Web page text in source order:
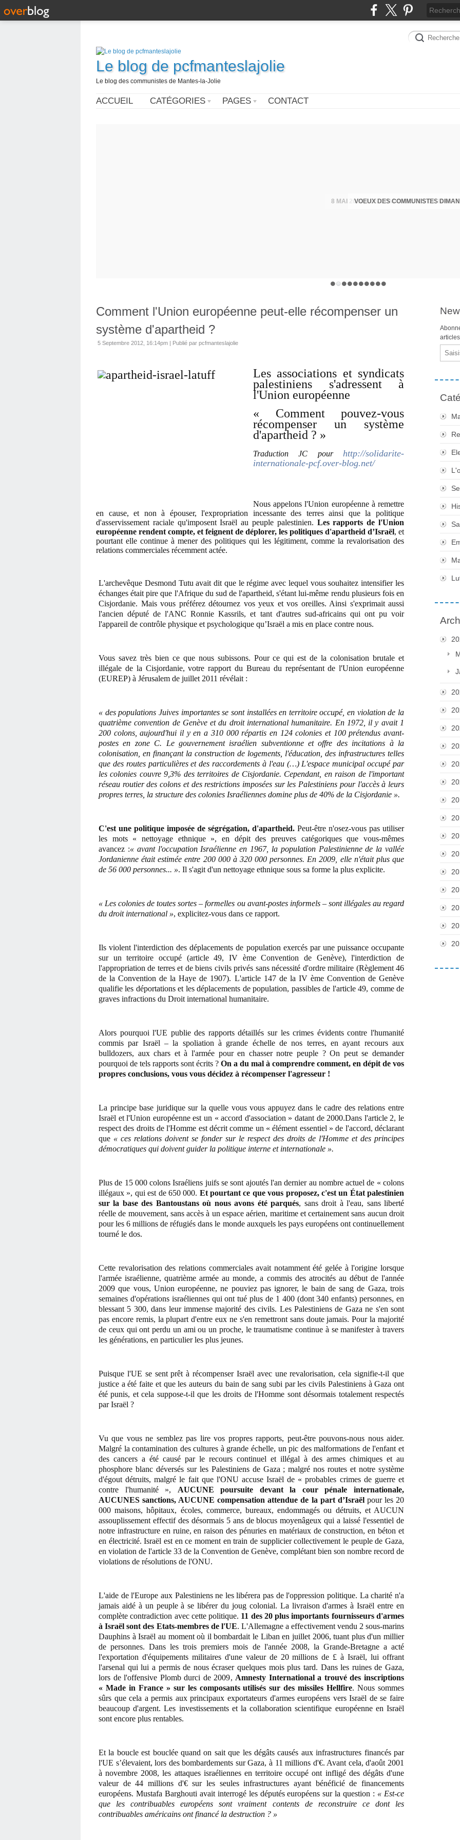
Le blog de pcfmanteslajolie
Le blog des communistes de Mantes-la-Jolie
ACCUEIL CATÉGORIES PAGES CONTACT
VOEUX DES COMMUNISTES
Comment l'Union européenne peut-elle récompenser un
système d'apartheid ?
5 Septembre 2012, 16:14pm | Publié par pcfmanteslajolie
Les associations et syndicats
palestiniens s'adressent à
l'Union européenne
« Comment pouvez-vous
récompenser un système
d'apartheid ? »
Traduction JC pour http://solidarite-
internationale-pcf.over-blog.net/
Nous appelons l'Union européenne à remettre
en cause, et non à épouser, l'expropriation incessante des terres ainsi que la politique
d'asservissement raciale qu'imposent Israël au peuple palestinien. Les rapports de l'Union
européenne rendent compte, et feignent de déplorer, les politiques d'apartheid d’Israël, et
pourtant elle continue à mener des politiques qui les légitiment, comme la revalorisation des
relations commerciales récemment actée.
L'archevêque Desmond Tutu avait dit que le régime avec lequel vous souhaitez intensifier les
échanges était pire que l'Afrique du sud de l'apartheid, s'étant lui-même rendu plusieurs fois en
Cisjordanie. Mais vous préférez détournez vos yeux et vos oreilles. Ainsi s'exprimait aussi
l'ancien député de l'ANC Ronnie Kassrils, et tant d'autres sud-africains qui ont pu voir
l'appareil de contrôle physique et psychologique qu’Israël a mis en place contre nous.
Vous savez très bien ce que nous subissons. Pour ce qui est de la colonisation brutale et
illégale de la Cisjordanie, votre rapport du Bureau du représentant de l'Union européenne
(EUREP) à Jérusalem de juillet 2011 révélait :
« des populations Juives importantes se sont installées en territoire occupé, en violation de la
quatrième convention de Genève et du droit international humanitaire. En 1972, il y avait 1
200 colons, aujourd'hui il y en a 310 000 répartis en 124 colonies et 100 prétendus avant-
postes en zone C. Le gouvernement israélien subventionne et offre des incitations à la
colonisation, en finançant la construction de logements, l'éducation, des infrastructures telles
que des routes particulières et des raccordements à l'eau (…) L'espace municipal occupé par
les colonies couvre 9,3% des territoires de Cisjordanie. Cependant, en raison de l'important
réseau routier des colons et des restrictions imposées sur les Palestiniens pour l'accès à leurs
propres terres, la structure des colonies Israéliennes domine plus de 40% de la Cisjordanie ».
C'est une politique imposée de ségrégation, d'apartheid. Peut-être n'osez-vous pas utiliser
les mots « nettoyage ethnique », en dépit des preuves catégoriques que vous-mêmes
avancez :« avant l'occupation Israélienne en 1967, la population Palestinienne de la vallée
Jordanienne était estimée entre 200 000 à 320 000 personnes. En 2009, elle n'était plus que
de 56 000 personnes... ». Il s'agit d'un nettoyage ethnique sous sa forme la plus explicite.
« Les colonies de toutes sortes – formelles ou avant-postes informels – sont illégales au regard
du droit international », explicitez-vous dans ce rapport.
Ils violent l'interdiction des déplacements de population exercés par une puissance occupante
sur un territoire occupé (article 49, IV ème Convention de Genève), l'interdiction de
l'appropriation de terres et de biens civils privés sans nécessité d'ordre militaire (Règlement 46
de la Convention de la Haye de 1907). L'article 147 de la IV ème Convention de Genève
qualifie les déportations et les déplacements de population, passibles de l'article 49, comme de
graves infractions du Droit international humanitaire.
Alors pourquoi l'UE publie des rapports détaillés sur les crimes évidents contre l'humanité
commis par Israël – la spoliation à grande échelle de nos terres, en ayant recours aux
bulldozers, aux chars et à l'armée pour en chasser notre peuple ? On peut se demander
pourquoi de tels rapports sont écrits ? On a du mal à comprendre comment, en dépit de vos
propres conclusions, vous vous décidez à récompenser l'agresseur !
La principe base juridique sur la quelle vous vous appuyez dans le cadre des relations entre
Israël et l'Union européenne est un « accord d'association » datant de 2000.Dans l'article 2, le
respect des droits de l'Homme est décrit comme un « élément essentiel » de l'accord, déclarant
que « ces relations doivent se fonder sur le respect des droits de l'Homme et des principes
démocratiques qui doivent guider la politique interne et internationale ».
Plus de 15 000 colons Israéliens juifs se sont ajoutés l'an dernier au nombre actuel de « colons
illégaux », qui est de 650 000. Et pourtant ce que vous proposez, c'est un État palestinien
sur la base des Bantoustans où nous avons été parqués, sans droit à l'eau, sans liberté
réelle de mouvement, sans accès à un espace aérien, maritime et certainement sans aucun droit
pour les 6 millions de réfugiés dans le monde auxquels les pays européens ont continuellement
tourné le dos.
Cette revalorisation des relations commerciales avait notamment été gelée à l'origine lorsque
l'armée israélienne, quatrième armée au monde, a commis des atrocités au début de l'année
2009 que vous, Union européenne, ne pouviez pas ignorer, le bain de sang de Gaza, trois
semaines d'opérations israéliennes qui ont tué plus de 1 400 (dont 340 enfants) personnes, en
blessant 5 300, dans leur immense majorité des civils. Les Palestiniens de Gaza ne s'en sont
pas encore remis, la plupart d'entre eux ne s'en remettront sans doute jamais. Pour la majorité
de ceux qui ont perdu un ami ou un proche, le traumatisme continue à se manifester à travers
les générations, en particulier les plus jeunes.
Puisque l'UE se sent prêt à récompenser Israël avec une revalorisation, cela signifie-t-il que
justice a été faite et que les auteurs du bain de sang subi par les civils Palestiniens à Gaza ont
été punis, et cela suppose-t-il que les droits de l'Homme sont désormais totalement respectés
par Israël ?
Vu que vous ne semblez pas lire vos propres rapports, peut-être pouvons-nous nous aider.
Malgré la contamination des cultures à grande échelle, un pic des malformations de l'enfant et
des cancers a été causé par le recours continuel et illégal à des armes chimiques et au
phosphore blanc déversés sur les Palestiniens de Gaza ; malgré nos routes et notre système
d'égout détruits, malgré le fait que l'ONU accuse Israël de « probables crimes de guerre et
contre l'humanité », AUCUNE poursuite devant la cour pénale internationale,
AUCUNES sanctions, AUCUNE compensation attendue de la part d’Israëlpour les 20
000 maisons, hôpitaux, écoles, commerce, bureaux, endommagés ou détruits, et AUCUN
assouplissement effectif des désormais 5 ans de blocus moyenâgeux qui a laissé l'essentiel de
notre infrastructure en ruine, en raison des pénuries en matériaux de construction, en béton et
en électricité. Israël est en ce moment en train de supplicier collectivement le peuple de Gaza,
en violation de l'article 33 de la Convention de Genève, complétant bien son nombre record de
violations de résolutions de l'ONU.
L'aide de l'Europe aux Palestiniens ne les libérera pas de l'oppression politique. La charité n'a
jamais aidé à un peuple à se libérer du joug colonial. La livraison d'armes à Israël entre en
complète contradiction avec cette politique. 11 des 20 plus importants fournisseurs d'armes
à Israël sont des Etats-membres de l'UE. L'Allemagne a effectivement vendu 2 sous-marins
Dauphins à Israël au moment où il bombardait le Liban en juillet 2006, tuant plus d'un millier
de personnes. Dans les trois premiers mois de l'année 2008, la Grande-Bretagne a acté
l'exportation d'équipements militaires d'une valeur de 20 millions de £ à Israël, lui offrant
l'arsenal qui lui a permis de nous écraser quelques mois plus tard. Dans les ruines de Gaza,
lors de l'offensive Plomb durci de 2009, Amnesty International a trouvé des inscriptions
« Made in France » sur les composants utilisés sur des missiles Hellfire. Nous sommes
sûrs que cela a permis aux principaux exportateurs d'armes européens vers Israël de se faire
beaucoup d'argent. Les investissements et la collaboration scientifique européenne en Israël
sont encore plus rentables.
Et la boucle est bouclée quand on sait que les dégâts causés aux infrastructures financés par
l'UE s’élevaient, lors des bombardements sur Gaza, à 11 millions d'€. Avant cela, d'août 2001
à novembre 2008, les attaques israéliennes en territoire occupé ont infligé des dégâts d'une
valeur de 44 millions d'€ sur les seules infrastructures ayant bénéficié de financements
européens. Mustafa Barghouti avait interrogé les députés européens sur la question : « Est-ce
que les contribuables européens sont vraiment contents de reconstruire ce dont les
contribuables américains ont financé la destruction ? »
Email